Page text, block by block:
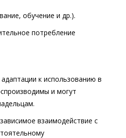
обучение и др.).
потребление
к использованию в
и могут
взаимодействие с